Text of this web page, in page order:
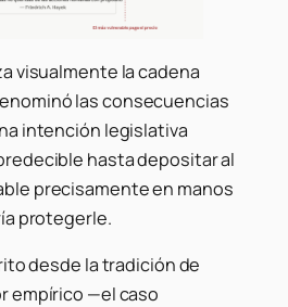
visualmente la cadena
las consecuencias
intención legislativa
hasta depositar al
precisamente en manos
protegerle.
desde la tradición de
empírico —el caso